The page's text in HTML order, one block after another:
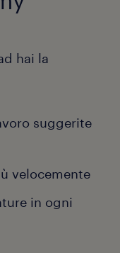
hai la
suggerite
velocemente
in ogni